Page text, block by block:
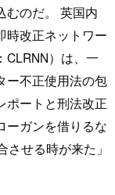
むのだ。 英国内
時改正ネットワー
CLRNN）は、一
ー不正使用法の包
ポートと刑法改正
ーガンを借りるな
せる時が来た」